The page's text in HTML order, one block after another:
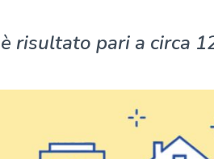
risultato pari a circa